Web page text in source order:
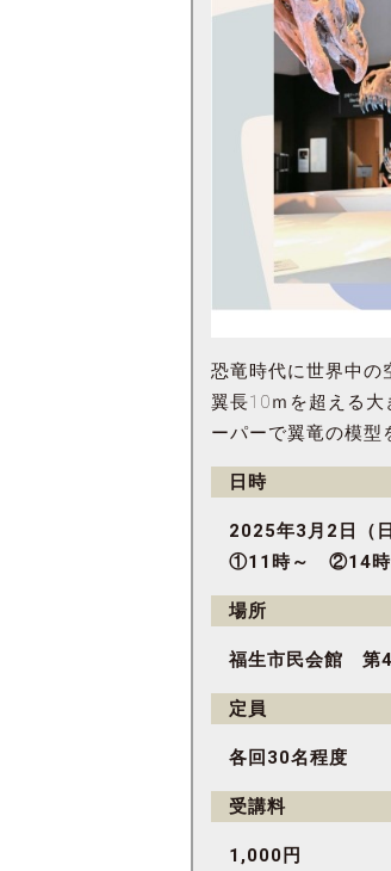
恐竜時代に世界中の
翼長10ｍを超える
ーパーで翼竜の模型
日時
2025年3月2日（日
①11時～ ②14時
場所
福生市民会館 第
定員
各回30名程度
受講料
1,000円